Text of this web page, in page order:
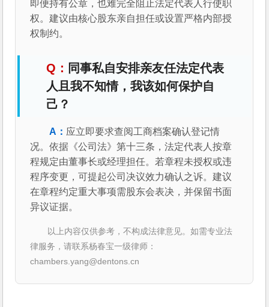
即便持有公章，也难完全阻止法定代表人行使职
权。建议由核心股东亲自担任或设置严格内部授
权制约。
同事私自安排亲友任法定代表
人且我不知情，我该如何保护自
己？
应立即要求查阅工商档案确认登记情
况。依据《公司法》第十三条，法定代表人按章
程规定由董事长或经理担任。若章程未授权或违
程序变更，可提起公司决议效力确认之诉。建议
在章程约定重大事项需股东会表决，并保留书面
异议证据。
以上内容仅供参考，不构成法律意见。如需专业法
律服务，请联系杨春宝一级律师：
chambers.yang@dentons.cn